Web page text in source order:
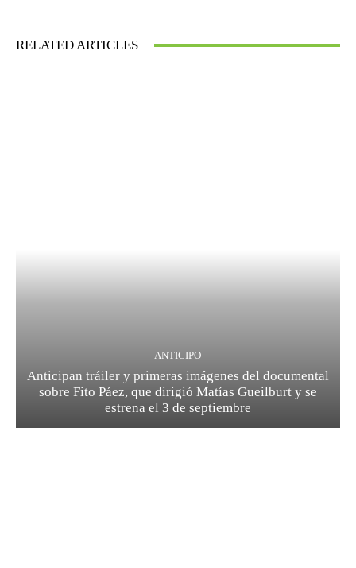
RELATED ARTICLES
-ANTICIPO
Anticipan tráiler y primeras imágenes del documental
sobre Fito Páez, que dirigió Matías Gueilburt y se
estrena el 3 de septiembre